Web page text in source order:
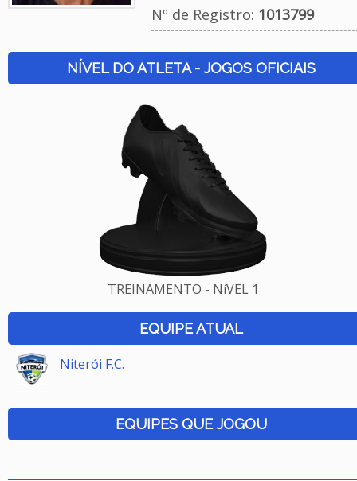
Nº de Registro: 1013799
NÍVEL DO ATLETA - JOGOS OFICIAIS
TREINAMENTO - NíVEL 1
EQUIPE ATUAL
Niterói F.C.
EQUIPES QUE JOGOU